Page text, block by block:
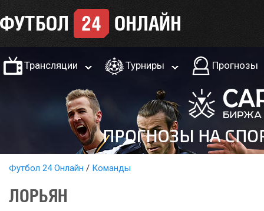
Трансляции Турниры Прогнозы
Футбол 24 Онлайн Команды
ЛОРЬЯН